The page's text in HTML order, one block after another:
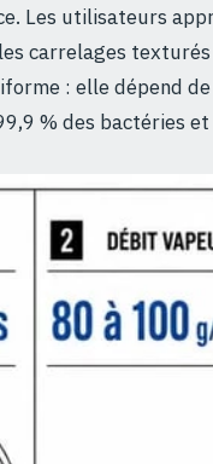
Les utilisateurs
carrelages
: elle dépend
% des bactéries et